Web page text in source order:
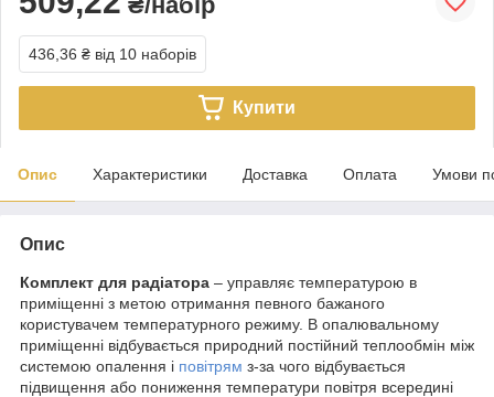
436,36 ₴ від 10 наборів
Купити
Опис Характеристики Доставка Оплата Умови
Опис
Комплект для радіатора – управляє температурою в
приміщенні з метою отримання певного бажаного
користувачем температурного режиму. В опалювальному
приміщенні відбувається природний постійний теплообмін між
системою опалення і повітрям з-за чого відбувається
підвищення або пониження температури повітря всередині